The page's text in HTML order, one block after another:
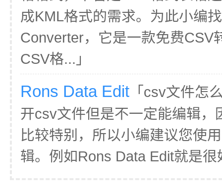
成KML格式的需求。为此小编
Converter，它是一款免费CSV
CSV格...」
Rons Data Edit 「csv文件怎
开csv文件但是不一定能编辑
比较特别，所以小编建议您使
辑。例如Rons Data Edit就是